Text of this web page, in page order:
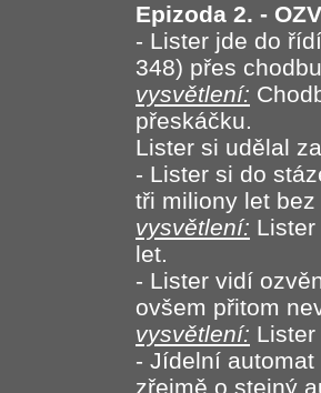
Epizoda 2. -
- Lister jde do
348) přes
vysvětlení:
přeskáčku.
Lister si udělal
- Lister si do
tři miliony let bez
vysvětlení:
let.
- Lister vidí
ovšem přitom
vysvětlení:
- Jídelní
zřejmě o stejný